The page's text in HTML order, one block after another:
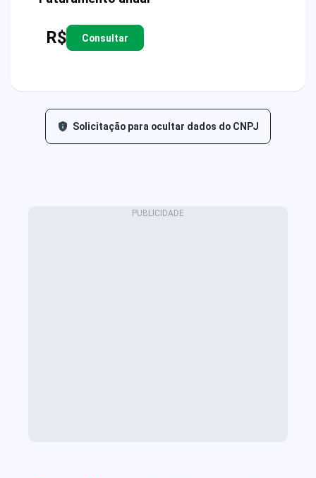
R$ Consultar
Solicitação para ocultar dados do CNPJ